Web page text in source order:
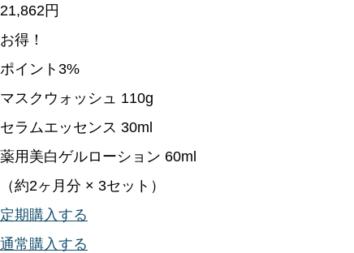
21,862円
お得！
ポイント3%
マスクウォッシュ 110g
セラムエッセンス 30ml
薬用美白ゲルローション 60ml
（約2ヶ月分 × 3セット）
定期購入する
通常購入する